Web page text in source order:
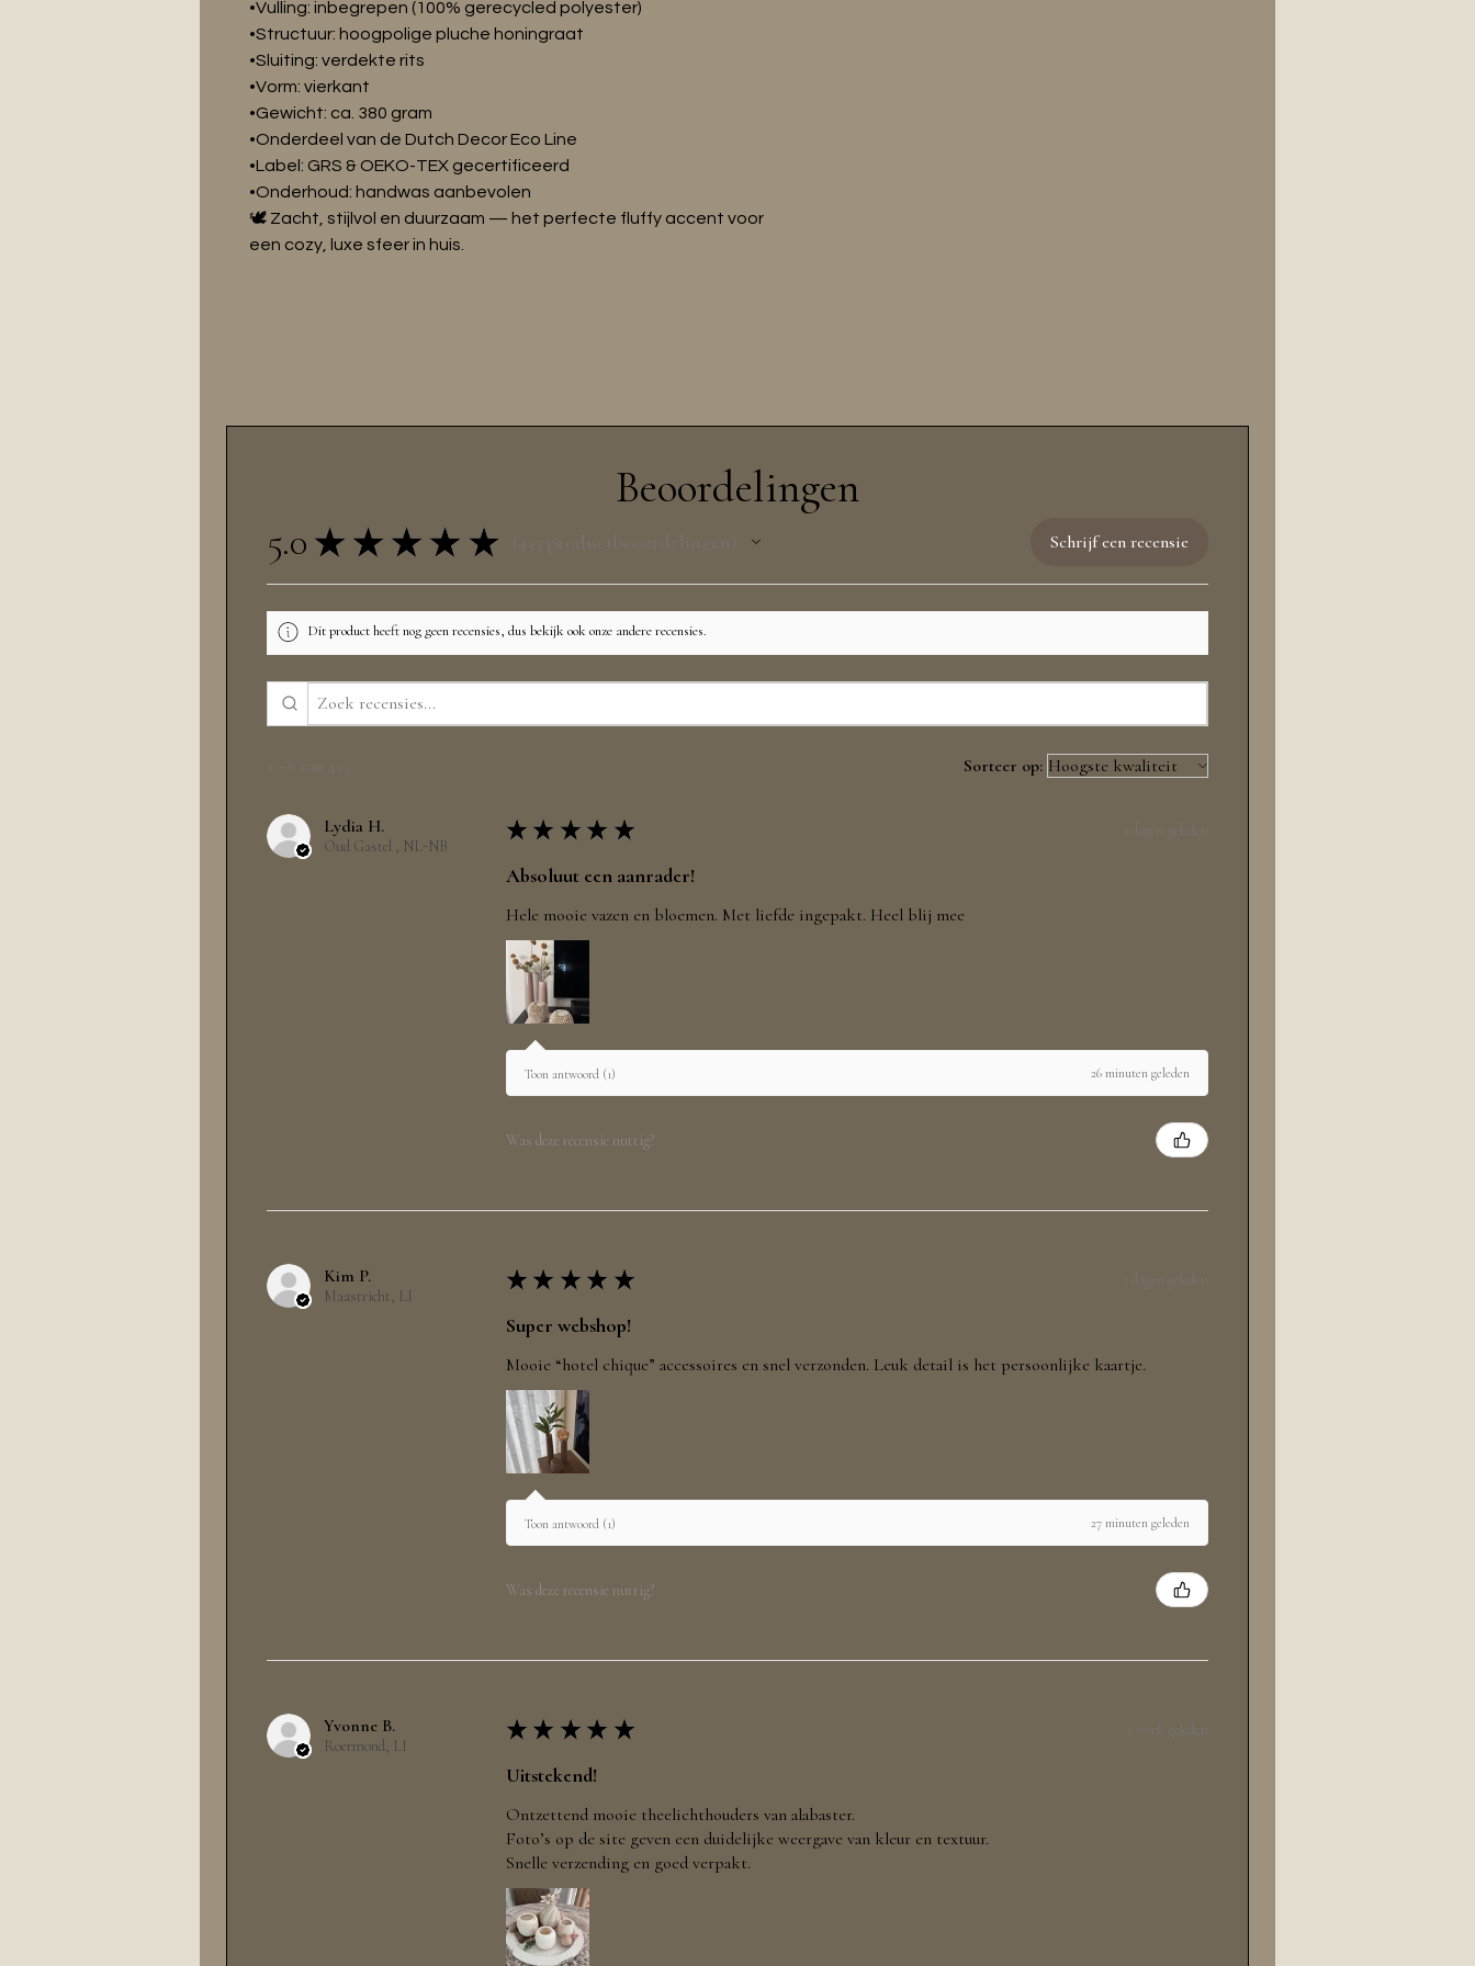
•Vulling: inbegrepen (100% gerecycled polyester)
•Structuur: hoogpolige pluche honingraat
•Sluiting: verdekte rits
•Vorm: vierkant
•Gewicht: ca. 380 gram
•Onderdeel van de Dutch Decor Eco Line
•Label: GRS & OEKO-TEX gecertificeerd
•Onderhoud: handwas aanbevolen
🕊️ Zacht, stijlvol en duurzaam — het perfecte fluffy accent voor
een cozy, luxe sfeer in huis.
Beoordelingen
5.0 ★ ★ ★ ★ ★ 435 productbeoordelingen
435 Schrijf een recensie
Dit product heeft nog geen recensies, dus bekijk ook onze andere recensies.
1 - 6 van 435 Sorteer op:
Lydia H.
Oud Gastel , NL-NB
★ ★ ★ ★ ★ 3 dagen geleden
Absoluut een aanrader!
Hele mooie vazen en bloemen. Met liefde ingepakt. Heel blij mee
Toon antwoord (1) 26 minuten geleden
Was deze recensie nuttig?
Kim P.
Maastricht, LI
★ ★ ★ ★ ★ 3 dagen geleden
Super webshop!
Mooie “hotel chique” accessoires en snel verzonden. Leuk detail is het persoonlijke kaartje.
Toon antwoord (1) 27 minuten geleden
Was deze recensie nuttig?
Yvonne B.
Roermond, LI
★ ★ ★ ★ ★ 1 week geleden
Uitstekend!
Ontzettend mooie theelichthouders van alabaster.
Foto’s op de site geven een duidelijke weergave van kleur en textuur.
Snelle verzending en goed verpakt.